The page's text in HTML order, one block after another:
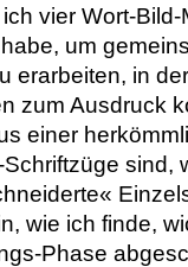
vier Wort-
um
erarbeiten, in
zum Ausdruck
einer
sind,
wie ich finde,
Phase